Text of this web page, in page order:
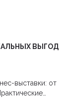
ВЫГОД
выставки: от